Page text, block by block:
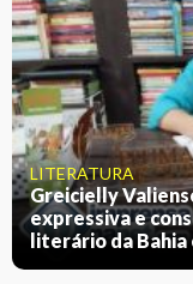
LITERATURA
Greicielly
expressiva e
literário da Bahia